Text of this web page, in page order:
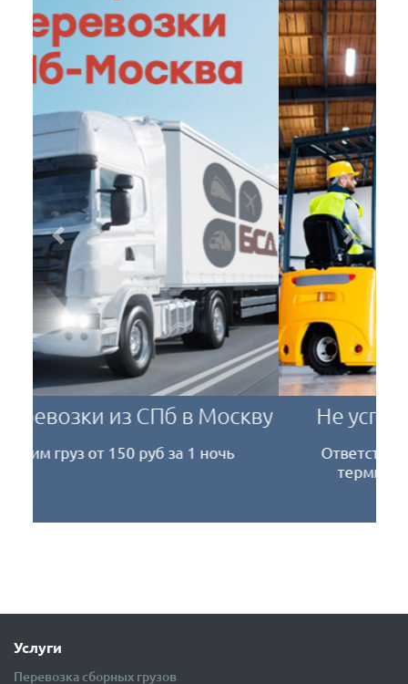
Не успеваете забрать груз?
то, что вам нужно!
Previous Next